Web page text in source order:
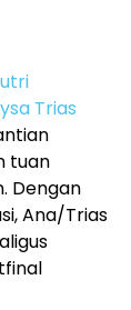
Trias
tuan
Dengan
Ana/Trias